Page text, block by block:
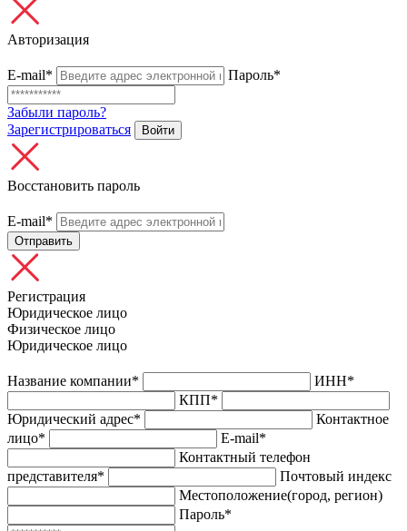
Авторизация
E-mail* Пароль*
Забыли пароль?
Зарегистрироваться
Войти
Восстановить пароль
E-mail*
Отправить
Регистрация
Юридическое лицо
Физическое лицо
Юридическое лицо
Название компании*
ИНН*
КПП*
Юридический адрес*
Контактное
лицо*
E-mail*
Контактный телефон
представителя*
Почтовый индекс
Местоположение(город, регион)
Пароль*